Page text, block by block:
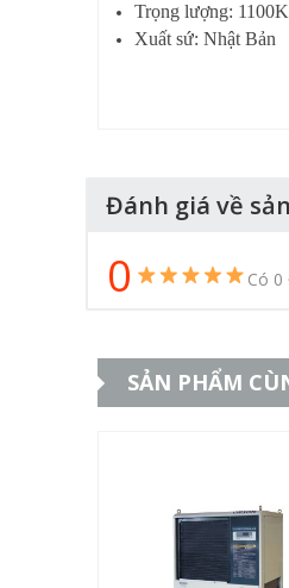
Trọng lượng:
Xuất sứ: Nhật Bản
Đánh giá về
0 Có 0
SẢN PHẨM